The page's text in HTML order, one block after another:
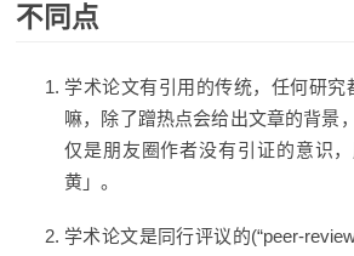
不同点
学术论文有引用的传统，任何研
嘛，除了蹭热点会给出文章的背景
仅是朋友圈作者没有引证的意识
黄」。
学术论文是同行评议的(“peer-